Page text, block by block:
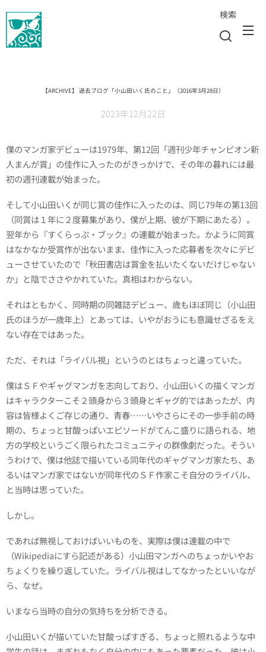
検索
【ARCHIVE】 過去ブログ「小山田いく氏のこと」（2016年3月28日）
2023年12月22日
僕のマンガ家デビューは1979年、第12回「週刊少年チャンピオン新
人まんが賞」の佳作に入ったのがきっかけで、その年の暮れには最
初の週刊連載が始まった。
そして小山田いくが同じ賞の佳作に入ったのは、同じ79年の第13回
（同賞は１年に２度募集があり、僕が上期、彼が下期にあたる）。
翌年から『すくらっぷ・ブック』の連載が始まった。かように同賞
はなかなか受賞作が出ないまま、佳作に入った応募者を次々にデビ
ューさせていたので「秋田書店は賞金を払いたくないだけじゃない
か」と陰でささやかれていた。真相はわからない。
それはともかく、同時期の同雑誌デビュー、歳もほぼ同じ（小山田
氏のほうが一歳年上）とあっては、いやがおうにも意識せざるをえ
ない存在ではあった。
ただ、それは「ライバル視」というのとはちょっと違っていた。
僕はＳＦやギャグマンガを志向しており、小山田いくの描くマンガ
はキャラクターこそ２頭身から３頭身とギャグ的ではあったが、内
容は皆様よくご存じの通り、青春……いやさらにその一歩手前の時
期の、ちょっと甘酸っぱいエピソードがてんこ盛りに語られる、地
方の学校というごく限られたコミュニティの群像劇だった。そうい
うわけで、僕は他誌で描いている同年代のギャグマンガ家たち、あ
るいはマンガ家ではないが同年代のＳＦ作家こそ自分のライバル、
と当時は思っていた。
しかし。
であれば無視しておけばいいものを、実際は僕は連載の中で
（Wikipediaにすら記述がある）小山田マンガへのちょっかいやお
ちょくりを繰り返していた。ライバル視はしてなかったといいなが
ら、なぜ。
いまなら当時の自分の気持ちを分析できる。
小山田いくが描いていた甘酸っぱすぎる、ちょっと照れるような中